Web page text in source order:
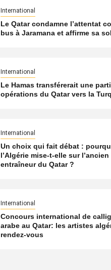
International
Le Qatar condamne l’attentat
bus à Jaramana et affirme sa
International
Le Hamas transférerait une
opérations du Qatar vers la
International
Un choix qui fait débat :
l’Algérie mise-t-elle sur l’ancien
entraîneur du Qatar ?
International
Concours international de
arabe au Qatar: les artistes
rendez-vous